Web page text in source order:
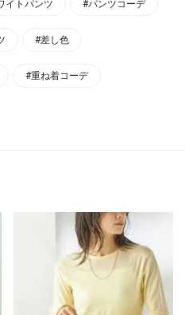
イトパンツ #パンツコーデ
#差し色
#重ね着コーデ